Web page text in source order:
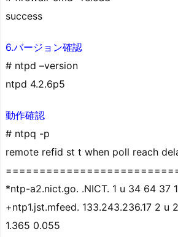
success
6.バージョン確認
# ntpd –version
ntpd 4.2.6p5
動作確認
# ntpq -p
remote refid st t when poll reach
*ntp-a2.nict.go. .NICT. 1 u 34 64 37
+ntp1.jst.mfeed. 133.243.236.17 2 u
1.365 0.055